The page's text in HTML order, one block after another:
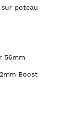
poteau
56mm
Boost